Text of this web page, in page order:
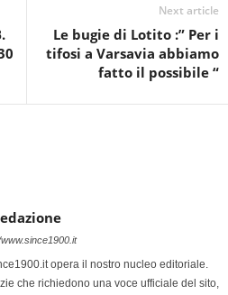
Next article
Le bugie di Lotito :” Per i
tifosi a Varsavia abbiamo
fatto il possibile “
opera il nostro nucleo editoriale.
che richiedono una voce ufficiale del sito,